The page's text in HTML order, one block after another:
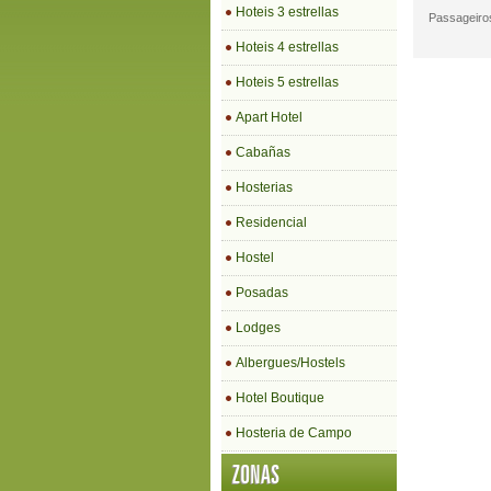
Hoteis 3 estrellas
Hoteis 4 estrellas
Hoteis 5 estrellas
Apart Hotel
Cabañas
Hosterias
Residencial
Hostel
Posadas
Lodges
Albergues/Hostels
Hotel Boutique
Hosteria de Campo
ZONAS